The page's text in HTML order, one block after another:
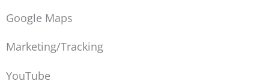
Google Maps
Marketing/Tracking
YouTube